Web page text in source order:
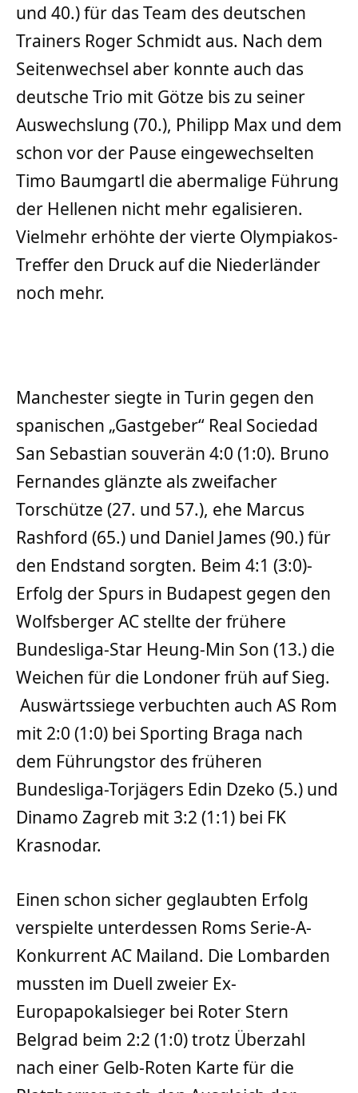
und 40.) für das Team des deutschen
Trainers Roger Schmidt aus. Nach dem
Seitenwechsel aber konnte auch das
deutsche Trio mit Götze bis zu seiner
Auswechslung (70.), Philipp Max und dem
schon vor der Pause eingewechselten
Timo Baumgartl die abermalige Führung
der Hellenen nicht mehr egalisieren.
Vielmehr erhöhte der vierte Olympiakos-
Treffer den Druck auf die Niederländer
noch mehr.
Manchester siegte in Turin gegen den
spanischen „Gastgeber“ Real Sociedad
San Sebastian souverän 4:0 (1:0). Bruno
Fernandes glänzte als zweifacher
Torschütze (27. und 57.), ehe Marcus
Rashford (65.) und Daniel James (90.) für
den Endstand sorgten. Beim 4:1 (3:0)-
Erfolg der Spurs in Budapest gegen den
Wolfsberger AC stellte der frühere
Bundesliga-Star Heung-Min Son (13.) die
Weichen für die Londoner früh auf Sieg.
Auswärtssiege verbuchten auch AS Rom
mit 2:0 (1:0) bei Sporting Braga nach
dem Führungstor des früheren
Bundesliga-Torjägers Edin Dzeko (5.) und
Dinamo Zagreb mit 3:2 (1:1) bei FK
Krasnodar.
Einen schon sicher geglaubten Erfolg
verspielte unterdessen Roms Serie-A-
Konkurrent AC Mailand. Die Lombarden
mussten im Duell zweier Ex-
Europapokalsieger bei Roter Stern
Belgrad beim 2:2 (1:0) trotz Überzahl
nach einer Gelb-Roten Karte für die